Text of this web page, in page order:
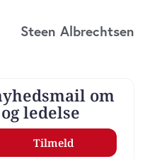
Steen Albrechtsen